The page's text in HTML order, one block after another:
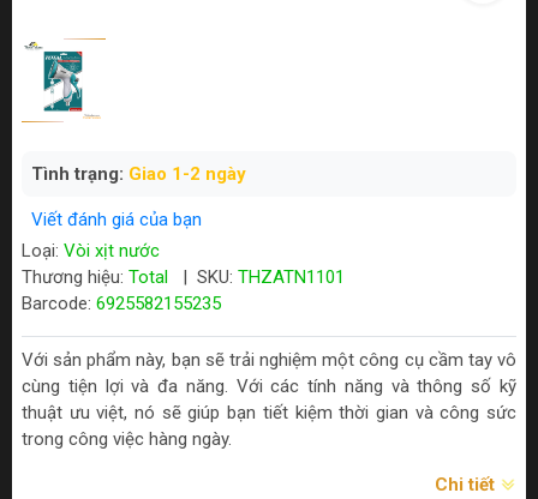
Tình trạng: Giao 1-2 ngày
Viết đánh giá của bạn
Loại: Vòi xịt nước
Thương hiệu: Total SKU: THZATN1101
Barcode: 6925582155235
Với sản phẩm này, bạn sẽ trải nghiệm một công cụ cầm tay vô
cùng tiện lợi và đa năng. Với các tính năng và thông số kỹ
thuật ưu việt, nó sẽ giúp bạn tiết kiệm thời gian và công sức
trong công việc hàng ngày.
Chi tiết